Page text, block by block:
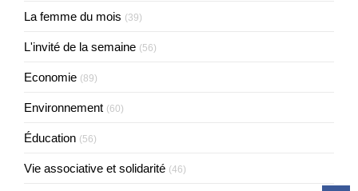
La femme du mois (39)
L'invité de la semaine (56)
Economie (89)
Environnement (60)
Éducation (56)
Vie associative et solidarité (46)